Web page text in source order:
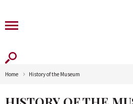
Home History of the Museum